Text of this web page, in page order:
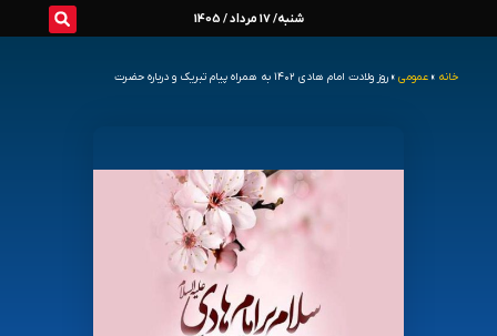
شنبه/ 17 مرداد / 1405
خانه » عمومی » روز ولادت امام هادی ۱۴۰۲ به همراه پیام تبریک و درباره حضرت